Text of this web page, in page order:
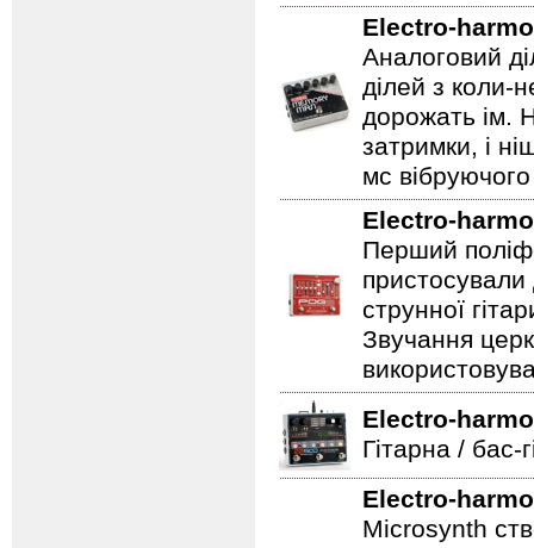
Electro-
Аналоговий
ділей з коли-
дорожать ім.
затримки, і
мс
Electro-
Перший
пристосували
струнної
Звучання
Electro-
Гітарна / бас-
Electro-
Microsynth